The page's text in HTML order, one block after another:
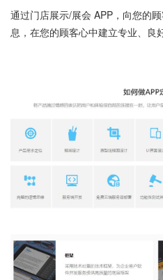
通过门店展示/展会 APP，向您的
息，在您的顾客心中建立专业、良